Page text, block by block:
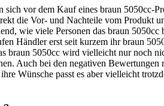
vor dem Kauf eines braun 5050cc-
die Vor- und Nachteile vom Produkt
wie viele Personen das braun
Händler erst seit kurzem ihr braun
braun 5050cc wird vielleicht nur
Auch bei den negativen
Wünsche passt es aber vielleicht